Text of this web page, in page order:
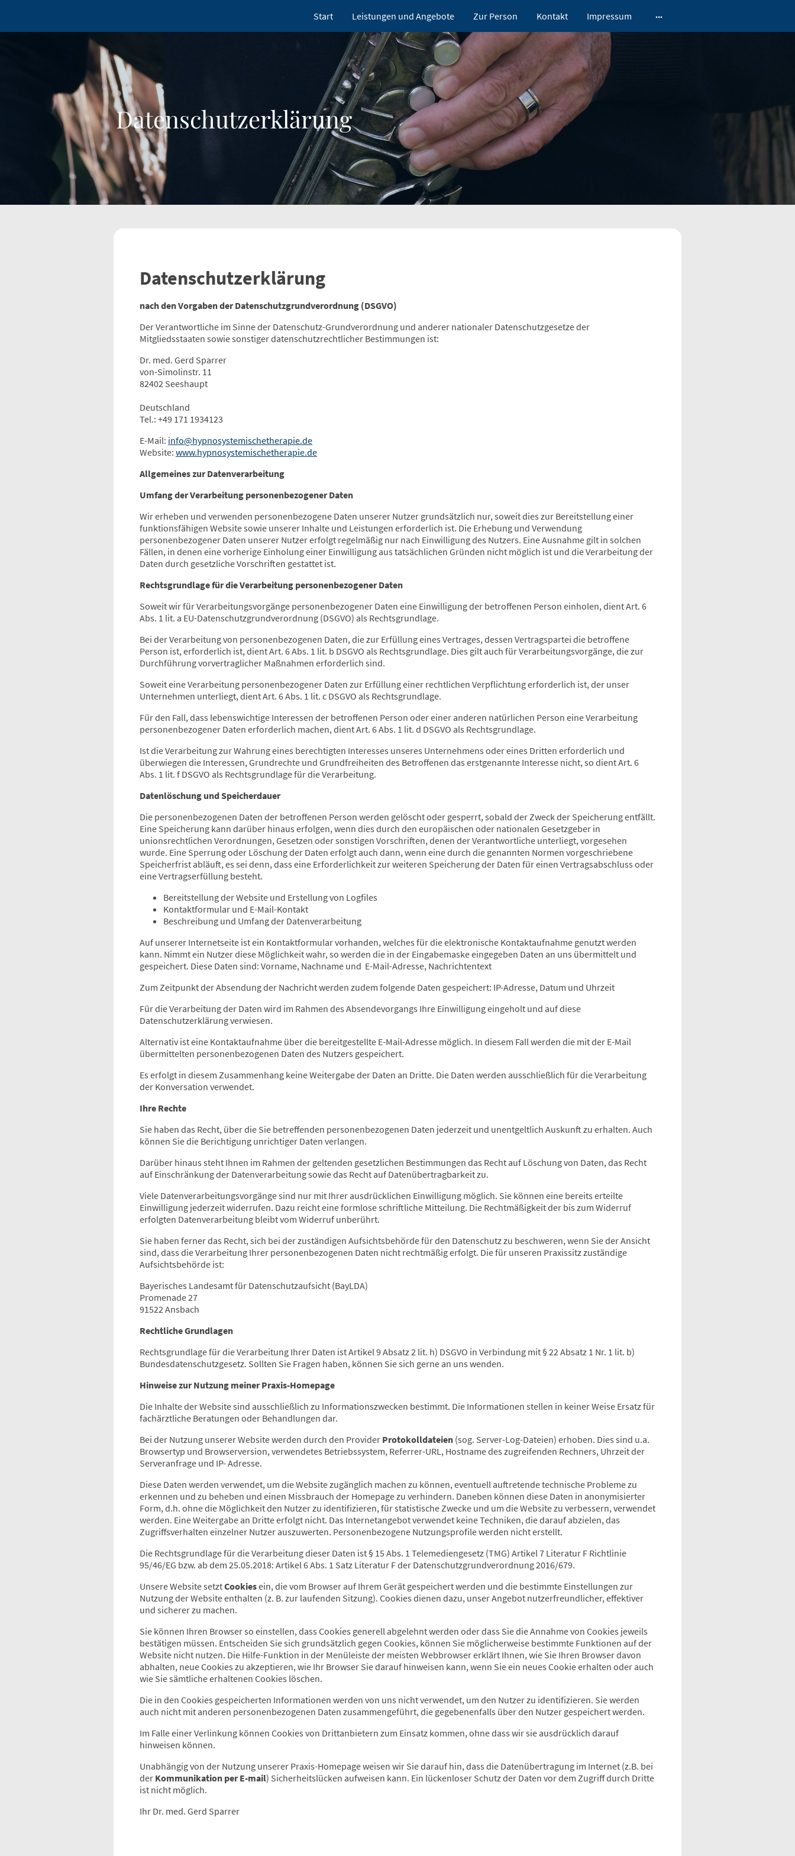
Start Leistungen und Angebote Zur Person Kontakt Impressum
Datenschutzerklärung
Datenschutzerklärung
nach den Vorgaben der Datenschutzgrundverordnung (DSGVO)
Der Verantwortliche im Sinne der Datenschutz-Grundverordnung und anderer nationaler Datenschutzgesetze der
Mitgliedsstaaten sowie sonstiger datenschutzrechtlicher Bestimmungen ist:
Dr. med. Gerd Sparrer
von-Simolinstr. 11
82402 Seeshaupt
Deutschland
Tel.: +49 171 1934123
E-Mail: info@hypnosystemischetherapie.de
Website: www.hypnosystemischetherapie.de
Allgemeines zur Datenverarbeitung
Umfang der Verarbeitung personenbezogener Daten
Wir erheben und verwenden personenbezogene Daten unserer Nutzer grundsätzlich nur, soweit dies zur Bereitstellung einer
funktionsfähigen Website sowie unserer Inhalte und Leistungen erforderlich ist. Die Erhebung und Verwendung
personenbezogener Daten unserer Nutzer erfolgt regelmäßig nur nach Einwilligung des Nutzers. Eine Ausnahme gilt in solchen
Fällen, in denen eine vorherige Einholung einer Einwilligung aus tatsächlichen Gründen nicht möglich ist und die Verarbeitung der
Daten durch gesetzliche Vorschriften gestattet ist.
Rechtsgrundlage für die Verarbeitung personenbezogener Daten
Soweit wir für Verarbeitungsvorgänge personenbezogener Daten eine Einwilligung der betroffenen Person einholen, dient Art. 6
Abs. 1 lit. a EU-Datenschutzgrundverordnung (DSGVO) als Rechtsgrundlage.
Bei der Verarbeitung von personenbezogenen Daten, die zur Erfüllung eines Vertrages, dessen Vertragspartei die betroffene
Person ist, erforderlich ist, dient Art. 6 Abs. 1 lit. b DSGVO als Rechtsgrundlage. Dies gilt auch für Verarbeitungsvorgänge, die zur
Durchführung vorvertraglicher Maßnahmen erforderlich sind.
Soweit eine Verarbeitung personenbezogener Daten zur Erfüllung einer rechtlichen Verpflichtung erforderlich ist, der unser
Unternehmen unterliegt, dient Art. 6 Abs. 1 lit. c DSGVO als Rechtsgrundlage.
Für den Fall, dass lebenswichtige Interessen der betroffenen Person oder einer anderen natürlichen Person eine Verarbeitung
personenbezogener Daten erforderlich machen, dient Art. 6 Abs. 1 lit. d DSGVO als Rechtsgrundlage.
Ist die Verarbeitung zur Wahrung eines berechtigten Interesses unseres Unternehmens oder eines Dritten erforderlich und
überwiegen die Interessen, Grundrechte und Grundfreiheiten des Betroffenen das erstgenannte Interesse nicht, so dient Art. 6
Abs. 1 lit. f DSGVO als Rechtsgrundlage für die Verarbeitung.
Datenlöschung und Speicherdauer
Die personenbezogenen Daten der betroffenen Person werden gelöscht oder gesperrt, sobald der Zweck der Speicherung entfällt.
Eine Speicherung kann darüber hinaus erfolgen, wenn dies durch den europäischen oder nationalen Gesetzgeber in
unionsrechtlichen Verordnungen, Gesetzen oder sonstigen Vorschriften, denen der Verantwortliche unterliegt, vorgesehen
wurde. Eine Sperrung oder Löschung der Daten erfolgt auch dann, wenn eine durch die genannten Normen vorgeschriebene
Speicherfrist abläuft, es sei denn, dass eine Erforderlichkeit zur weiteren Speicherung der Daten für einen Vertragsabschluss oder
eine Vertragserfüllung besteht.
Bereitstellung der Website und Erstellung von Logfiles
Kontaktformular und E-Mail-Kontakt
Beschreibung und Umfang der Datenverarbeitung
Auf unserer Internetseite ist ein Kontaktformular vorhanden, welches für die elektronische Kontaktaufnahme genutzt werden
kann. Nimmt ein Nutzer diese Möglichkeit wahr, so werden die in der Eingabemaske eingegeben Daten an uns übermittelt und
gespeichert. Diese Daten sind: Vorname, Nachname und E-Mail-Adresse, Nachrichtentext
Zum Zeitpunkt der Absendung der Nachricht werden zudem folgende Daten gespeichert: IP-Adresse, Datum und Uhrzeit
Für die Verarbeitung der Daten wird im Rahmen des Absendevorgangs Ihre Einwilligung eingeholt und auf diese
Datenschutzerklärung verwiesen.
Alternativ ist eine Kontaktaufnahme über die bereitgestellte E-Mail-Adresse möglich. In diesem Fall werden die mit der E-Mail
übermittelten personenbezogenen Daten des Nutzers gespeichert.
Es erfolgt in diesem Zusammenhang keine Weitergabe der Daten an Dritte. Die Daten werden ausschließlich für die Verarbeitung
der Konversation verwendet.
Ihre Rechte
Sie haben das Recht, über die Sie betreffenden personenbezogenen Daten jederzeit und unentgeltlich Auskunft zu erhalten. Auch
können Sie die Berichtigung unrichtiger Daten verlangen.
Darüber hinaus steht Ihnen im Rahmen der geltenden gesetzlichen Bestimmungen das Recht auf Löschung von Daten, das Recht
auf Einschränkung der Datenverarbeitung sowie das Recht auf Datenübertragbarkeit zu.
Viele Datenverarbeitungsvorgänge sind nur mit Ihrer ausdrücklichen Einwilligung möglich. Sie können eine bereits erteilte
Einwilligung jederzeit widerrufen. Dazu reicht eine formlose schriftliche Mitteilung. Die Rechtmäßigkeit der bis zum Widerruf
erfolgten Datenverarbeitung bleibt vom Widerruf unberührt.
Sie haben ferner das Recht, sich bei der zuständigen Aufsichtsbehörde für den Datenschutz zu beschweren, wenn Sie der Ansicht
sind, dass die Verarbeitung Ihrer personenbezogenen Daten nicht rechtmäßig erfolgt. Die für unseren Praxissitz zuständige
Aufsichtsbehörde ist:
Bayerisches Landesamt für Datenschutzaufsicht (BayLDA)
Promenade 27
91522 Ansbach
Rechtliche Grundlagen
Rechtsgrundlage für die Verarbeitung Ihrer Daten ist Artikel 9 Absatz 2 lit. h) DSGVO in Verbindung mit § 22 Absatz 1 Nr. 1 lit. b)
Bundesdatenschutzgesetz. Sollten Sie Fragen haben, können Sie sich gerne an uns wenden.
Hinweise zur Nutzung meiner Praxis-Homepage
Die Inhalte der Website sind ausschließlich zu Informationszwecken bestimmt. Die Informationen stellen in keiner Weise Ersatz für
fachärztliche Beratungen oder Behandlungen dar.
Bei der Nutzung unserer Website werden durch den Provider Protokolldateien (sog. Server-Log-Dateien) erhoben. Dies sind u.a.
Browsertyp und Browserversion, verwendetes Betriebssystem, Referrer-URL, Hostname des zugreifenden Rechners, Uhrzeit der
Serveranfrage und IP- Adresse.
Diese Daten werden verwendet, um die Website zugänglich machen zu können, eventuell auftretende technische Probleme zu
erkennen und zu beheben und einen Missbrauch der Homepage zu verhindern. Daneben können diese Daten in anonymisierter
Form, d.h. ohne die Möglichkeit den Nutzer zu identifizieren, für statistische Zwecke und um die Website zu verbessern, verwendet
werden. Eine Weitergabe an Dritte erfolgt nicht. Das Internetangebot verwendet keine Techniken, die darauf abzielen, das
Zugriffsverhalten einzelner Nutzer auszuwerten. Personenbezogene Nutzungsprofile werden nicht erstellt.
Die Rechtsgrundlage für die Verarbeitung dieser Daten ist § 15 Abs. 1 Telemediengesetz (TMG) Artikel 7 Literatur F Richtlinie
95/46/EG bzw. ab dem 25.05.2018: Artikel 6 Abs. 1 Satz Literatur F der Datenschutzgrundverordnung 2016/679.
Unsere Website setztCookiesein, die vom Browser auf Ihrem Gerät gespeichert werden und die bestimmte Einstellungen zur
Nutzung der Website enthalten (z. B. zur laufenden Sitzung). Cookies dienen dazu, unser Angebot nutzerfreundlicher, effektiver
und sicherer zu machen.
Sie können Ihren Browser so einstellen, dass Cookies generell abgelehnt werden oder dass Sie die Annahme von Cookies jeweils
bestätigen müssen. Entscheiden Sie sich grundsätzlich gegen Cookies, können Sie möglicherweise bestimmte Funktionen auf der
Website nicht nutzen. Die Hilfe-Funktion in der Menüleiste der meisten Webbrowser erklärt Ihnen, wie Sie Ihren Browser davon
abhalten, neue Cookies zu akzeptieren, wie Ihr Browser Sie darauf hinweisen kann, wenn Sie ein neues Cookie erhalten oder auch
wie Sie sämtliche erhaltenen Cookies löschen.
Die in den Cookies gespeicherten Informationen werden von uns nicht verwendet, um den Nutzer zu identifizieren. Sie werden
auch nicht mit anderen personenbezogenen Daten zusammengeführt, die gegebenenfalls über den Nutzer gespeichert werden.
Im Falle einer Verlinkung können Cookies von Drittanbietern zum Einsatz kommen, ohne dass wir sie ausdrücklich darauf
hinweisen können.
Unabhängig von der Nutzung unserer Praxis-Homepage weisen wir Sie darauf hin, dass die Datenübertragung im Internet (z.B. bei
der Kommunikation per E-mail) Sicherheitslücken aufweisen kann. Ein lückenloser Schutz der Daten vor dem Zugriff durch Dritte
ist nicht möglich.
Ihr Dr. med. Gerd Sparrer